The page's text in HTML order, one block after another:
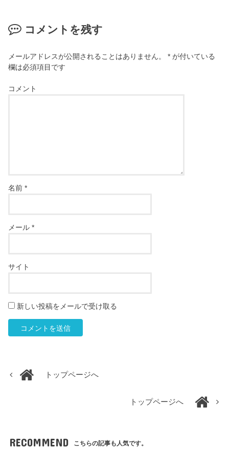
コメントを残す
メールアドレスが公開されることはありません。 * が付いている
欄は必須項目です
コメント
名前*
メール*
サイト
新しい投稿をメールで受け取る
トップページへ
トップページへ
RECOMMEND こちらの記事も人気です。